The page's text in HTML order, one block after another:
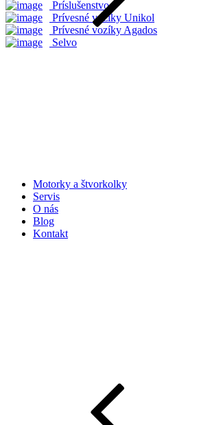
Príslušenstvo
Prívesné vozíky Unikol
Prívesné vozíky Agados
Selvo
Motorky a štvorkolky
Servis
O nás
Blog
Kontakt